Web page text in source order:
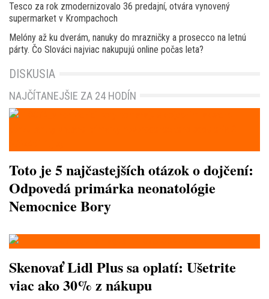
Tesco za rok zmodernizovalo 36 predajní, otvára vynovený
supermarket v Krompachoch
Melóny až ku dverám, nanuky do mrazničky a prosecco na letnú
párty. Čo Slováci najviac nakupujú online počas leta?
DISKUSIA
NAJČÍTANEJŠIE ZA 24 HODÍN
Toto je 5 najčastejších otázok o dojčení:
Odpovedá primárka neonatológie
Nemocnice Bory
Skenovať Lidl Plus sa oplatí: Ušetrite
viac ako 30% z nákupu